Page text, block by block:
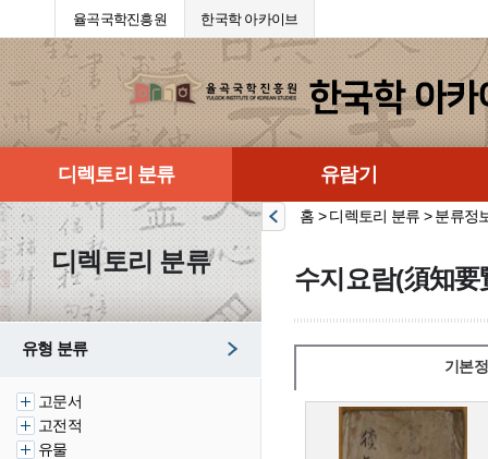
율곡국학진흥원 한국학 아카이브
디렉토리 분류 유람기
디렉토리 분류
유형 분류
고문서
고전적
유물
홈 > 디렉토리 분류 > 분류정
수지요람(須知要
기본